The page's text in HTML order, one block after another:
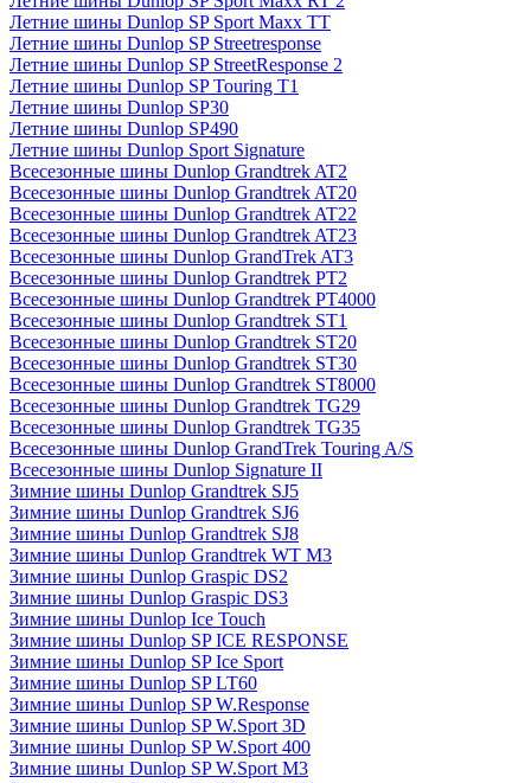
Летние шины Dunlop SP Sport Maxx TT
Летние шины Dunlop SP Streetresponse
Летние шины Dunlop SP StreetResponse 2
Летние шины Dunlop SP Touring T1
Летние шины Dunlop SP30
Летние шины Dunlop SP490
Летние шины Dunlop Sport Signature
Всесезонные шины Dunlop Grandtrek AT2
Всесезонные шины Dunlop Grandtrek AT20
Всесезонные шины Dunlop Grandtrek AT22
Всесезонные шины Dunlop Grandtrek AT23
Всесезонные шины Dunlop GrandTrek AT3
Всесезонные шины Dunlop Grandtrek PT2
Всесезонные шины Dunlop Grandtrek PT4000
Всесезонные шины Dunlop Grandtrek ST1
Всесезонные шины Dunlop Grandtrek ST20
Всесезонные шины Dunlop Grandtrek ST30
Всесезонные шины Dunlop Grandtrek ST8000
Всесезонные шины Dunlop Grandtrek TG29
Всесезонные шины Dunlop Grandtrek TG35
Всесезонные шины Dunlop GrandTrek Touring A/S
Всесезонные шины Dunlop Signature II
Зимние шины Dunlop Grandtrek SJ5
Зимние шины Dunlop Grandtrek SJ6
Зимние шины Dunlop Grandtrek SJ8
Зимние шины Dunlop Grandtrek WT M3
Зимние шины Dunlop Graspic DS2
Зимние шины Dunlop Graspic DS3
Зимние шины Dunlop Ice Touch
Зимние шины Dunlop SP ICE RESPONSE
Зимние шины Dunlop SP Ice Sport
Зимние шины Dunlop SP LT60
Зимние шины Dunlop SP W.Response
Зимние шины Dunlop SP W.Sport 3D
Зимние шины Dunlop SP W.Sport 400
Зимние шины Dunlop SP W.Sport M3